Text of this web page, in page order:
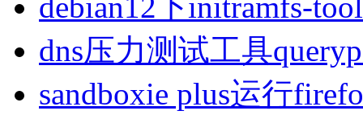
debian12下initramfs-
dns压力测试工具
sandboxie plus运行